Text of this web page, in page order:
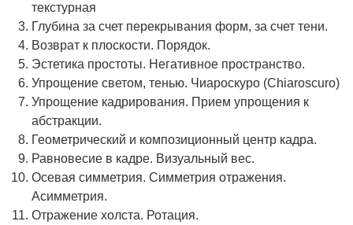
текстурная
Глубина за счет перекрывания форм, за счет тени.
Возврат к плоскости. Порядок.
Эстетика простоты. Негативное пространство.
Упрощение светом, тенью. Чиароскуро (Chiaroscuro)
Упрощение кадрирования. Прием упрощения к
абстракции.
Геометрический и композиционный центр кадра.
Равновесие в кадре. Визуальный вес.
Осевая симметрия. Симметрия отражения.
Асимметрия.
Отражение холста. Ротация.